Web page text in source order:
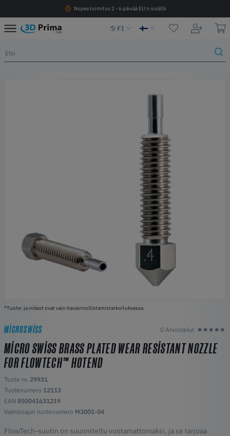
Nopea toimitus 2 - 6 päivää EU:n sisällä
FI
*Tuote- ja videot ovat vain havainnollistamistarkoituksessa.
MICROSWISS 0 Arvostelut
MICRO SWISS BRASS PLATED WEAR RESISTANT NOZZLE
FOR FLOWTECH™ HOTEND
Tuote nr. 29931
Tuotenumero 12113
EAN 850041631219
Valmistajan tuotenumero M3001-04
FlowTech-suutin on suunniteltu vuotamattomaksi, ja se tarjoaa